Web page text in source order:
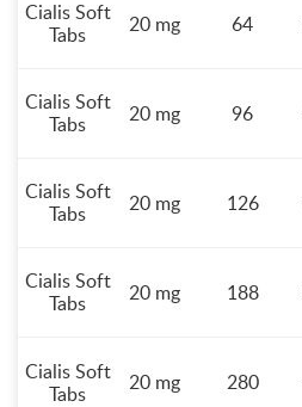
Cialis Soft
Tabs
20 mg 64
Cialis Soft
Tabs
20 mg 96
Cialis Soft
Tabs
20 mg 126
Cialis Soft
Tabs
20 mg 188
Cialis Soft
Tabs
20 mg 280